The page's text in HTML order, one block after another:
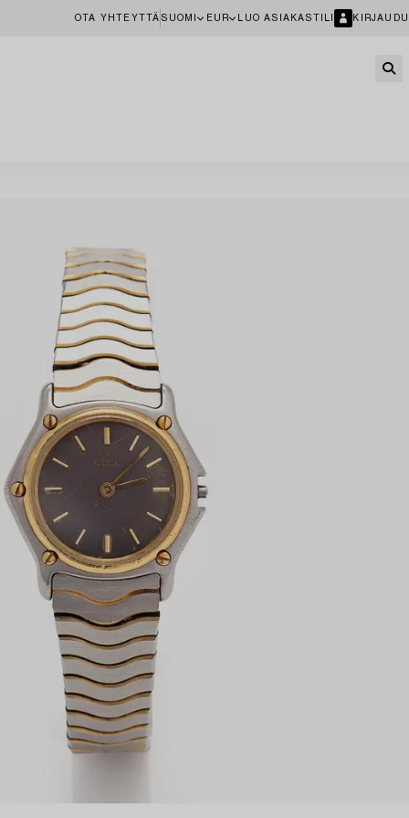
OTA YHTEYTTÄ SUOMI EUR LUO ASIAKASTILI KIRJAUDU